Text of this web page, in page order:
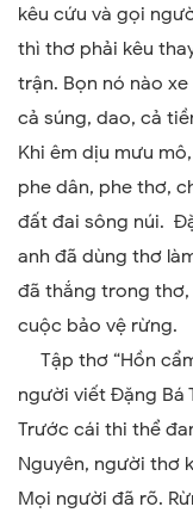
kêu cứu và gọi
thì thơ phải kêu
trận. Bọn nó nào
cả súng, dao, cả
Khi êm dịu mưu
phe dân, phe thơ,
đất đai sông núi.
anh đã dùng thơ
đã thắng trong
cuộc bảo vệ rừng.
Tập thơ “Hồn
người viết Đặng Bá
Trước cái thi thể
Nguyên, người thơ
Mọi người đã rõ.